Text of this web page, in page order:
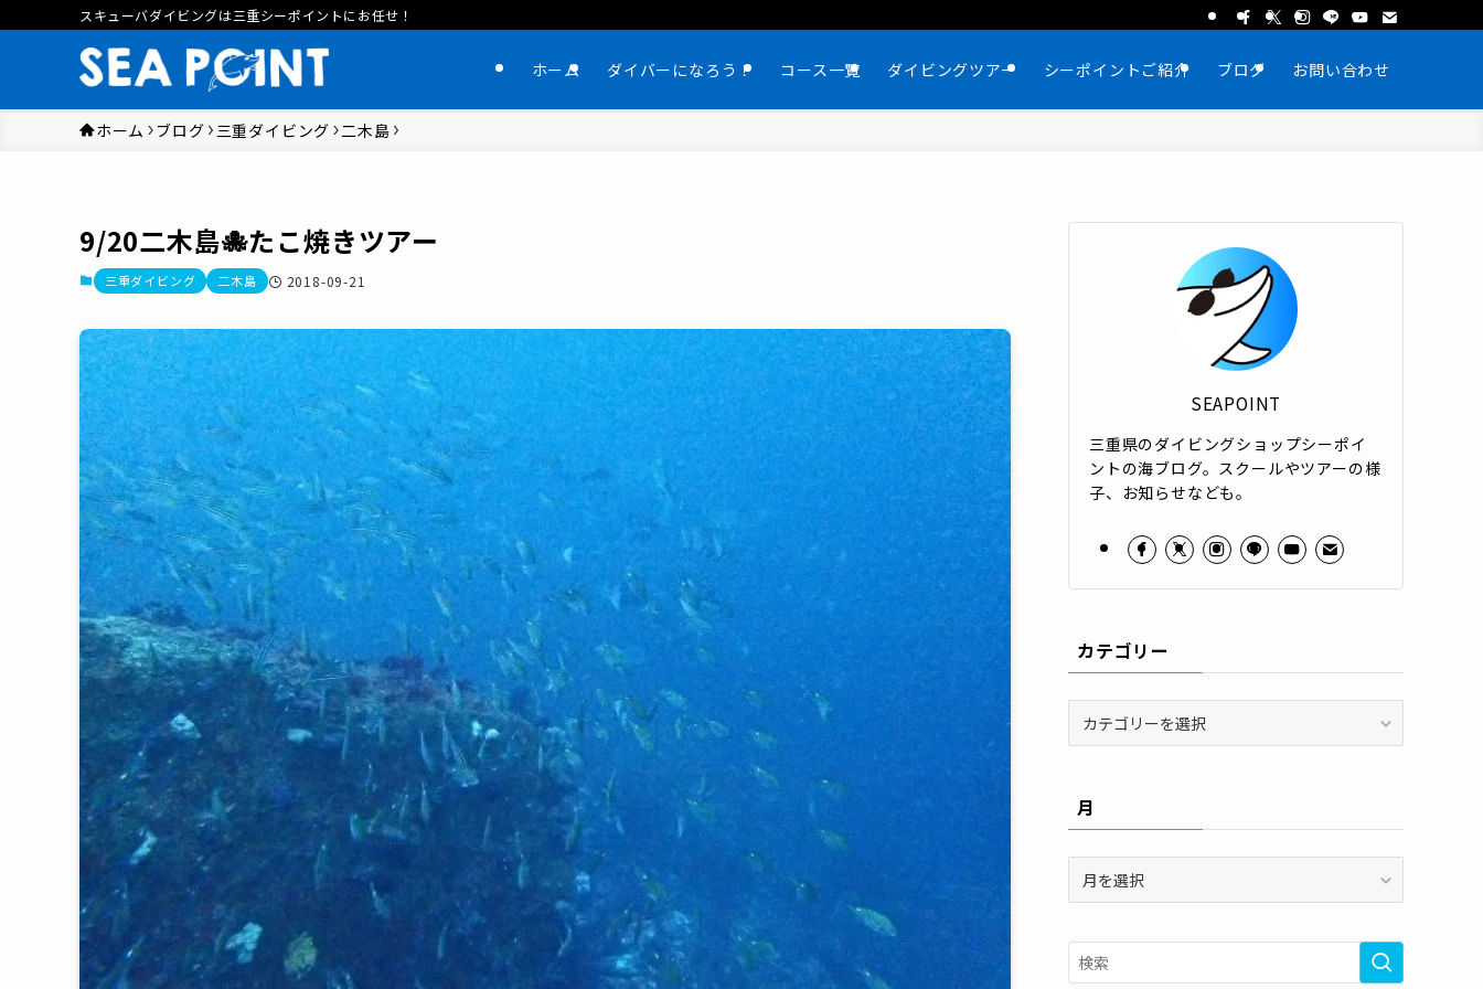
スキューバダイビングは三重シーポイントにお任せ！
ホーム ダイバーになろう！ コース一覧 ダイビングツアー シーポイントご紹介 ブログ お問い合わせ
ホーム ブログ 三重ダイビング 二木島
9/20二木島🐙たこ焼きツアー
三重ダイビング 二木島 2018-09-21
SEAPOINT
三重県のダイビングショップシーポイ
ントの海ブログ。スクールやツアーの様
子、お知らせなども。
カテゴリー
ー
月